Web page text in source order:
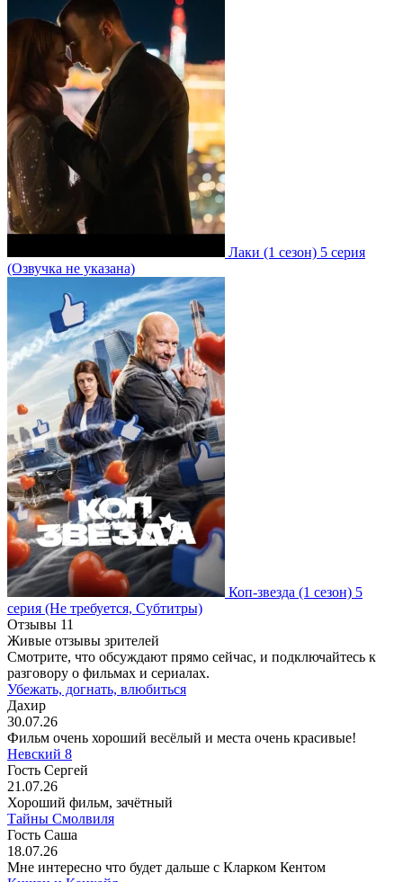
Лаки (1 сезон) 5 серия
(Озвучка не указана)
Коп-звезда (1 сезон) 5
серия (Не требуется, Субтитры)
Отзывы 11
Живые отзывы зрителей
Смотрите, что обсуждают прямо сейчас, и подключайтесь к
разговору о фильмах и сериалах.
Убежать, догнать, влюбиться
Дахир
30.07.26
Фильм очень хороший весёлый и места очень красивые!
Невский 8
Гость Сергей
21.07.26
Хороший фильм, зачётный
Тайны Смолвиля
Гость Саша
18.07.26
Мне интересно что будет дальше с Кларком Кентом